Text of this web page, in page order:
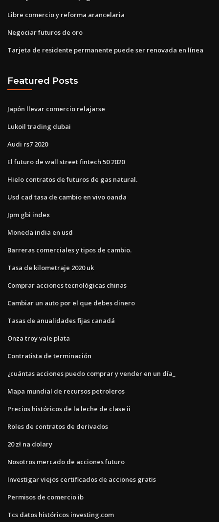
Libre comercio y reforma arancelaria
Negociar futuros de oro
Tarjeta de residente permanente puede ser renovada en línea
Featured Posts
Japón llevar comercio relajarse
Lukoil trading dubai
Audi rs7 2020
El futuro de wall street fintech 50 2020
Hielo contratos de futuros de gas natural.
Usd cad tasa de cambio en vivo oanda
Jpm gbi index
Moneda india en usd
Barreras comerciales y tipos de cambio.
Tasa de kilometraje 2020 uk
Comprar acciones tecnológicas chinas
Cambiar un auto por el que debes dinero
Tasas de anualidades fijas canadá
Onza troy vale plata
Contratista de terminación
¿cuántas acciones puedo comprar y vender en un día_
Mapa mundial de recursos petroleros
Precios históricos de la leche de clase ii
Roles de contratos de derivados
20 zł na dolary
Nosotros mercado de acciones futuro
Investigar viejos certificados de acciones gratis
Permisos de comercio ib
Tcs datos históricos investing.com